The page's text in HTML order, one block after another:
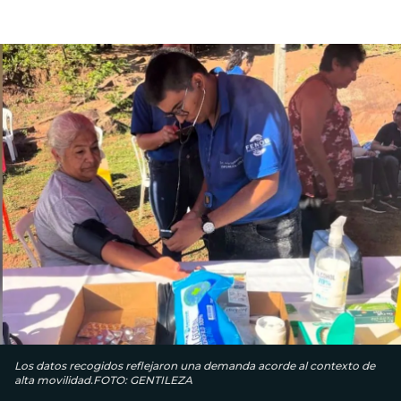
Los datos recogidos reflejaron una demanda acorde al contexto de
alta movilidad.FOTO: GENTILEZA